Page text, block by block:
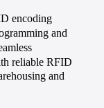
encoding
and
reliable RFID
and